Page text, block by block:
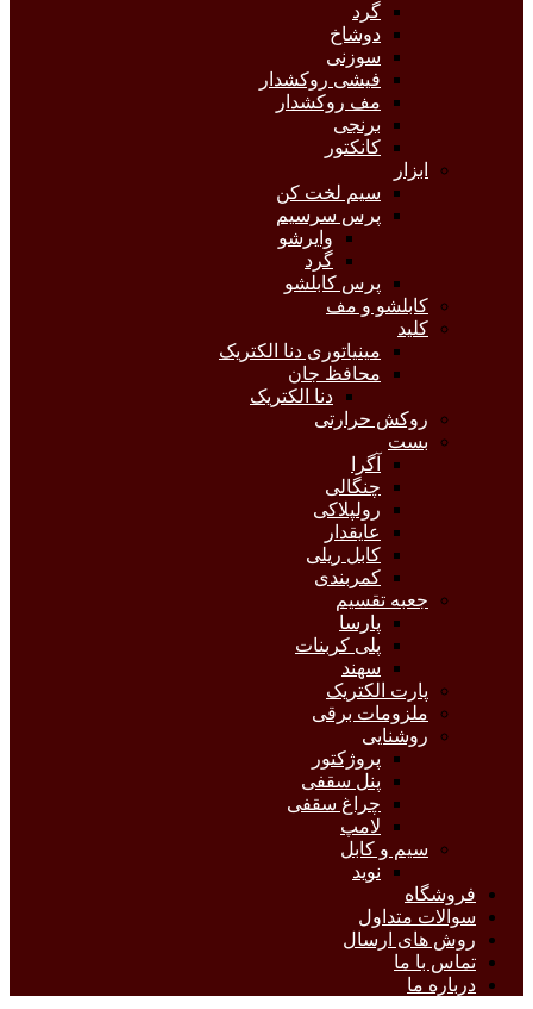
گرد
دوشاخ
سوزنی
فیشی روکشدار
مف روکشدار
برنجی
کانکتور
ابزار
سیم لخت کن
پرس سرسیم
وایرشو
گرد
پرس کابلشو
کابلشو و مف
کلید
مینیاتوری دنا الکتریک
محافظ جان
دنا الکتریک
روکش حرارتی
بست
آگرا
چنگالی
رولپلاکی
عایقدار
کابل ریلی
کمربندی
جعبه تقسیم
پارسا
پلی کربنات
سهند
پارت الکتریک
ملزومات برقی
روشنایی
پروژکتور
پنل سقفی
چراغ سقفی
لامپ
سیم و کابل
نوید
فروشگاه
سوالات متداول
روش های ارسال
تماس با ما
درباره ما